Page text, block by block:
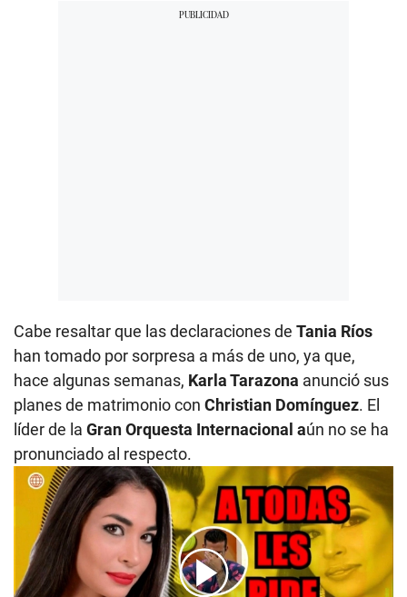
Cabe resaltar que las declaraciones de Tania Ríos
han tomado por sorpresa a más de uno, ya que,
hace algunas semanas, Karla Tarazona anunció sus
planes de matrimonio con Christian Domínguez. El
líder de la Gran Orquesta Internacional aún no se ha
pronunciado al respecto.